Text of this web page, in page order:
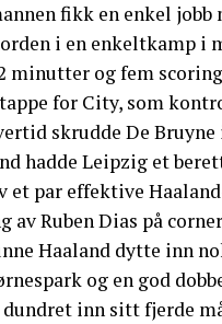
fikk en enkel jobb
i en enkeltkamp i
minutter og fem
for City, som
skrudde De Bruyne
hadde Leipzig et
et par effektive
av Ruben Dias på
Haaland dytte inn
og en god
inn sitt fjerde